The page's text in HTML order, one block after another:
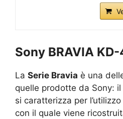
Sony BRAVIA
La Serie Bravia è una
quelle prodotte da Sony:
si caratterizza per
con il quale viene